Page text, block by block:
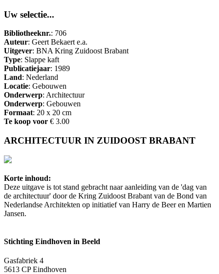
Uw selectie...
Bibliotheeknr.: 706
Auteur: Geert Bekaert e.a.
Uitgever: BNA Kring Zuidoost Brabant
Type: Slappe kaft
Publicatiejaar: 1989
Land: Nederland
Locatie: Gebouwen
Onderwerp: Architectuur
Onderwerp: Gebouwen
Formaat: 20 x 20 cm
Te koop voor € 3.00
ARCHITECTUUR IN ZUIDOOST BRABANT
Korte inhoud:
Deze uitgave is tot stand gebracht naar aanleiding van de 'dag van
de architectuur' door de Kring Zuidoost Brabant van de Bond van
Nederlandse Architekten op initiatief van Harry de Beer en Martien
Jansen.
Stichting Eindhoven in Beeld
Gasfabriek 4
5613 CP Eindhoven